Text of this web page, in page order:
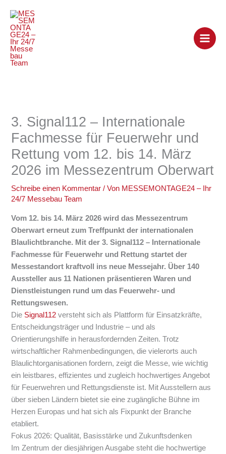
Inhalt
springen
3. Signal112 – Internationale
Fachmesse für Feuerwehr und
Rettung vom 12. bis 14. März
2026 im Messezentrum Oberwart
Schreibe einen Kommentar / Von MESSEMONTAGE24 – Ihr
24/7 Messebau Team
Vom 12. bis 14. März 2026 wird das Messezentrum
Oberwart erneut zum Treffpunkt der internationalen
Blaulichtbranche. Mit der 3. Signal112 – Internationale
Fachmesse für Feuerwehr und Rettung startet der
Messestandort kraftvoll ins neue Messejahr. Über 140
Aussteller aus 11 Nationen präsentieren Waren und
Dienstleistungen rund um das Feuerwehr- und
Rettungswesen.
Die Signal112 versteht sich als Plattform für Einsatzkräfte,
Entscheidungsträger und Industrie – und als
Orientierungshilfe in herausfordernden Zeiten. Trotz
wirtschaftlicher Rahmenbedingungen, die vielerorts auch
Blaulichtorganisationen fordern, zeigt die Messe, wie wichtig
ein leistbares, effizientes und zugleich hochwertiges Angebot
für Feuerwehren und Rettungsdienste ist. Mit Ausstellern aus
über sieben Ländern bietet sie eine zugängliche Bühne im
Herzen Europas und hat sich als Fixpunkt der Branche
etabliert.
Fokus 2026: Qualität, Basisstärke und Zukunftsdenken
Im Zentrum der diesjährigen Ausgabe steht die hochwertige